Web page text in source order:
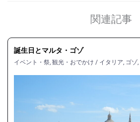
関連記事
誕生日とマルタ・ゴゾ
イベント・祭 観光・おでかけ / イタリア ゴゾ